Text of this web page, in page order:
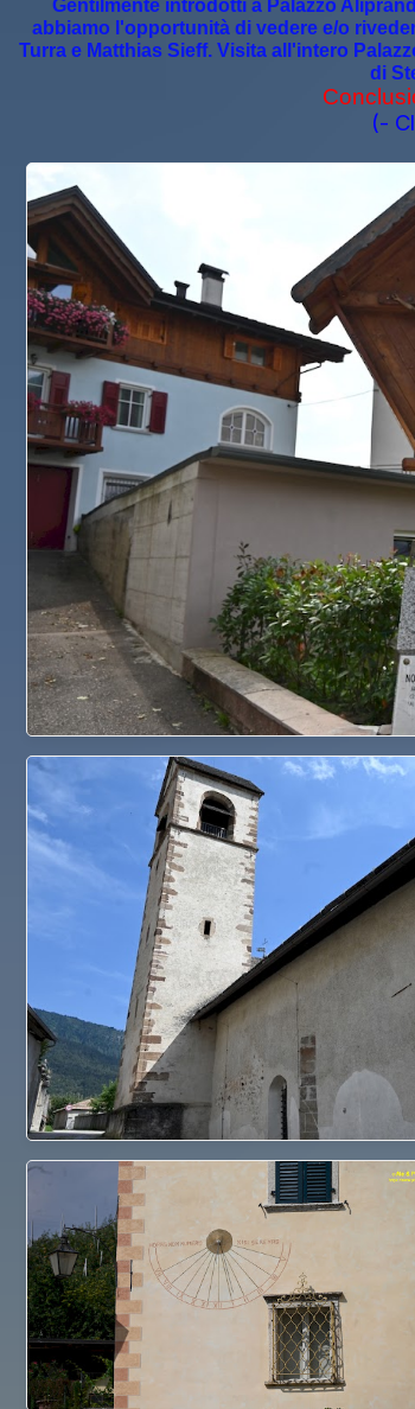
Gentilmente introdotti a Palazzo
abbiamo l'opportunità di vedere e/o
Turra e Matthias Sieff. Visita all'intero
di
(-